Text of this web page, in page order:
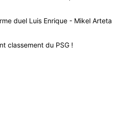
duel Luis Enrique - Mikel Arteta
classement du PSG !